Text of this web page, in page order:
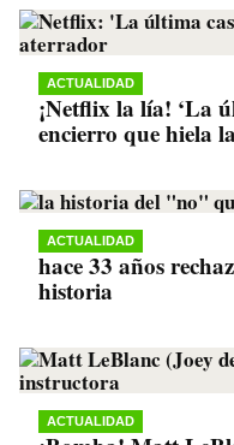
ACTUALIDAD
¡Netflix la lía! ‘La
encierro que hiela
ACTUALIDAD
hace 33 años
historia
ACTUALIDAD